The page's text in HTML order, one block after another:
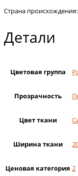
Страна
Детали
Цветовая группа
Прозрачность
Цвет ткани
Ширина ткани
Ценовая категория 2